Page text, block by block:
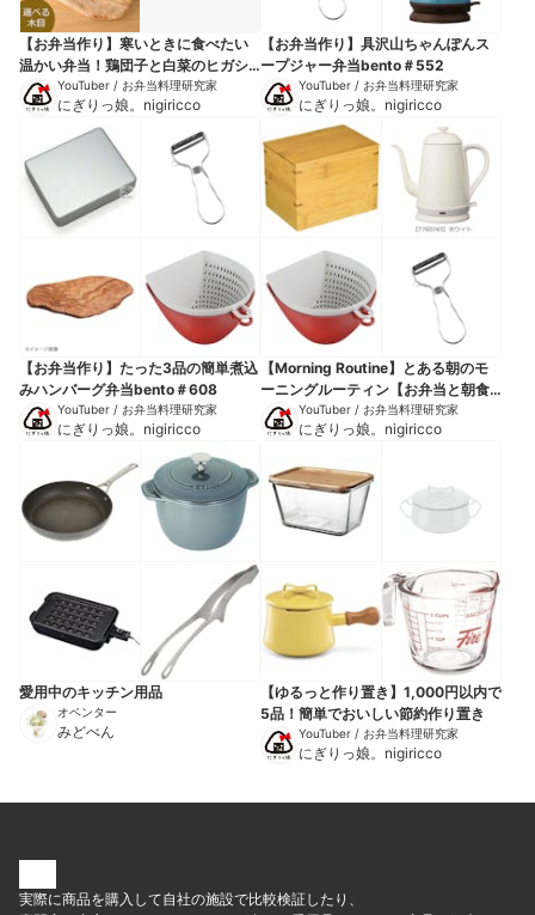
【お弁当作り】寒いときに食べたい
温かい弁当！鶏団子と白菜のヒガシ
マルスープbento＃933
YouTuber / お弁当料理研究家
にぎりっ娘。nigiricco
【お弁当作り】具沢山ちゃんぽんス
ープジャー弁当bento＃552
YouTuber / お弁当料理研究家
にぎりっ娘。nigiricco
【お弁当作り】たった3品の簡単煮込
みハンバーグ弁当bento＃608
YouTuber / お弁当料理研究家
にぎりっ娘。nigiricco
【Morning Routine】とある朝のモ
ーニングルーティン【お弁当と朝食
作り】YouTuber / お弁当料理研究家
にぎりっ娘。nigiricco
愛用中のキッチン用品
オベンター
みどべん
【ゆるっと作り置き】1,000円以内で
5品！簡単でおいしい節約作り置き
YouTuber / お弁当料理研究家
にぎりっ娘。nigiricco
実際に商品を購入して自社の施設で比較検証したり、